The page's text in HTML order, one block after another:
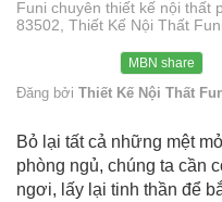
Funi chuyên thiết kế nội thất
83502, Thiết Kế Nội Thất
MBN share
Đăng bởi Thiết Kế Nội Thất
Bỏ lại tất cả những mệt
phòng ngủ, chúng ta cần
ngơi, lấy lại tinh thần để